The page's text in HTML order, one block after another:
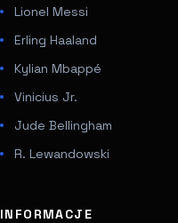
Lionel Messi
Erling Haaland
Kylian Mbappé
Vinicius Jr.
Jude Bellingham
R. Lewandowski
INFORMACJE